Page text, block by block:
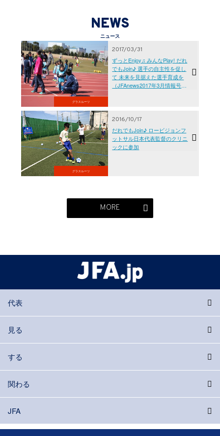
NEWS
ニュース
グラスルーツ
2017/03/31
ずっとEnjoy♫ みんなPlay! だれ
でもJoin♪ 選手の自主性を促し
て 未来を見据えた選手育成を
（JFAnews2017年3月情報号よ
グラスルーツ
2016/10/17
だれでもJoin♪ ロービジョンフ
ットサル日本代表監督のクリニ
ックに参加
MORE
代表
見る
する
関わる
JFA